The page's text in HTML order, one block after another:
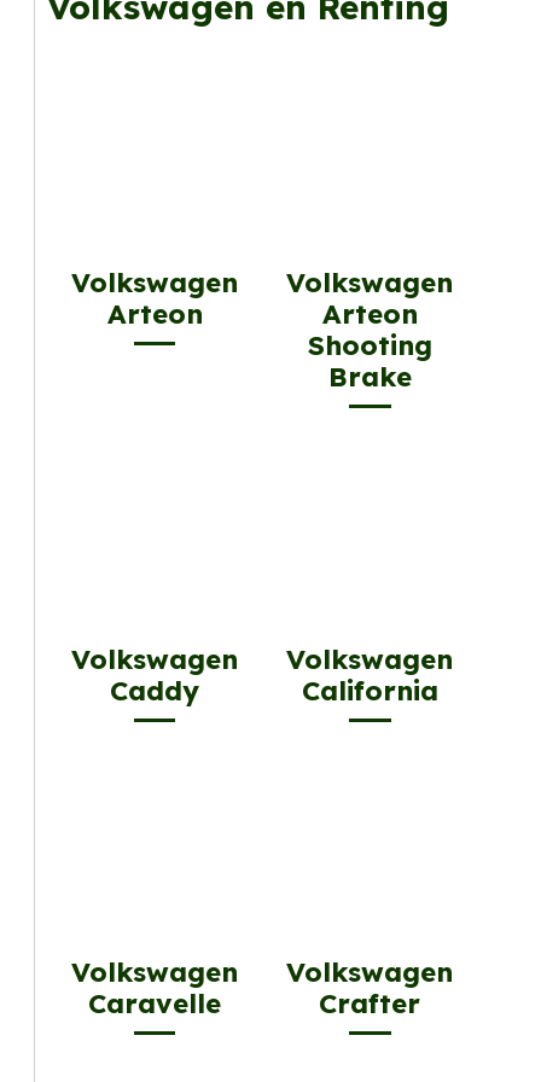
Volkswagen
Arteon
Volkswagen
Arteon
Shooting
Brake
Volkswagen
Caddy
Volkswagen
California
Volkswagen
Caravelle
Volkswagen
Crafter